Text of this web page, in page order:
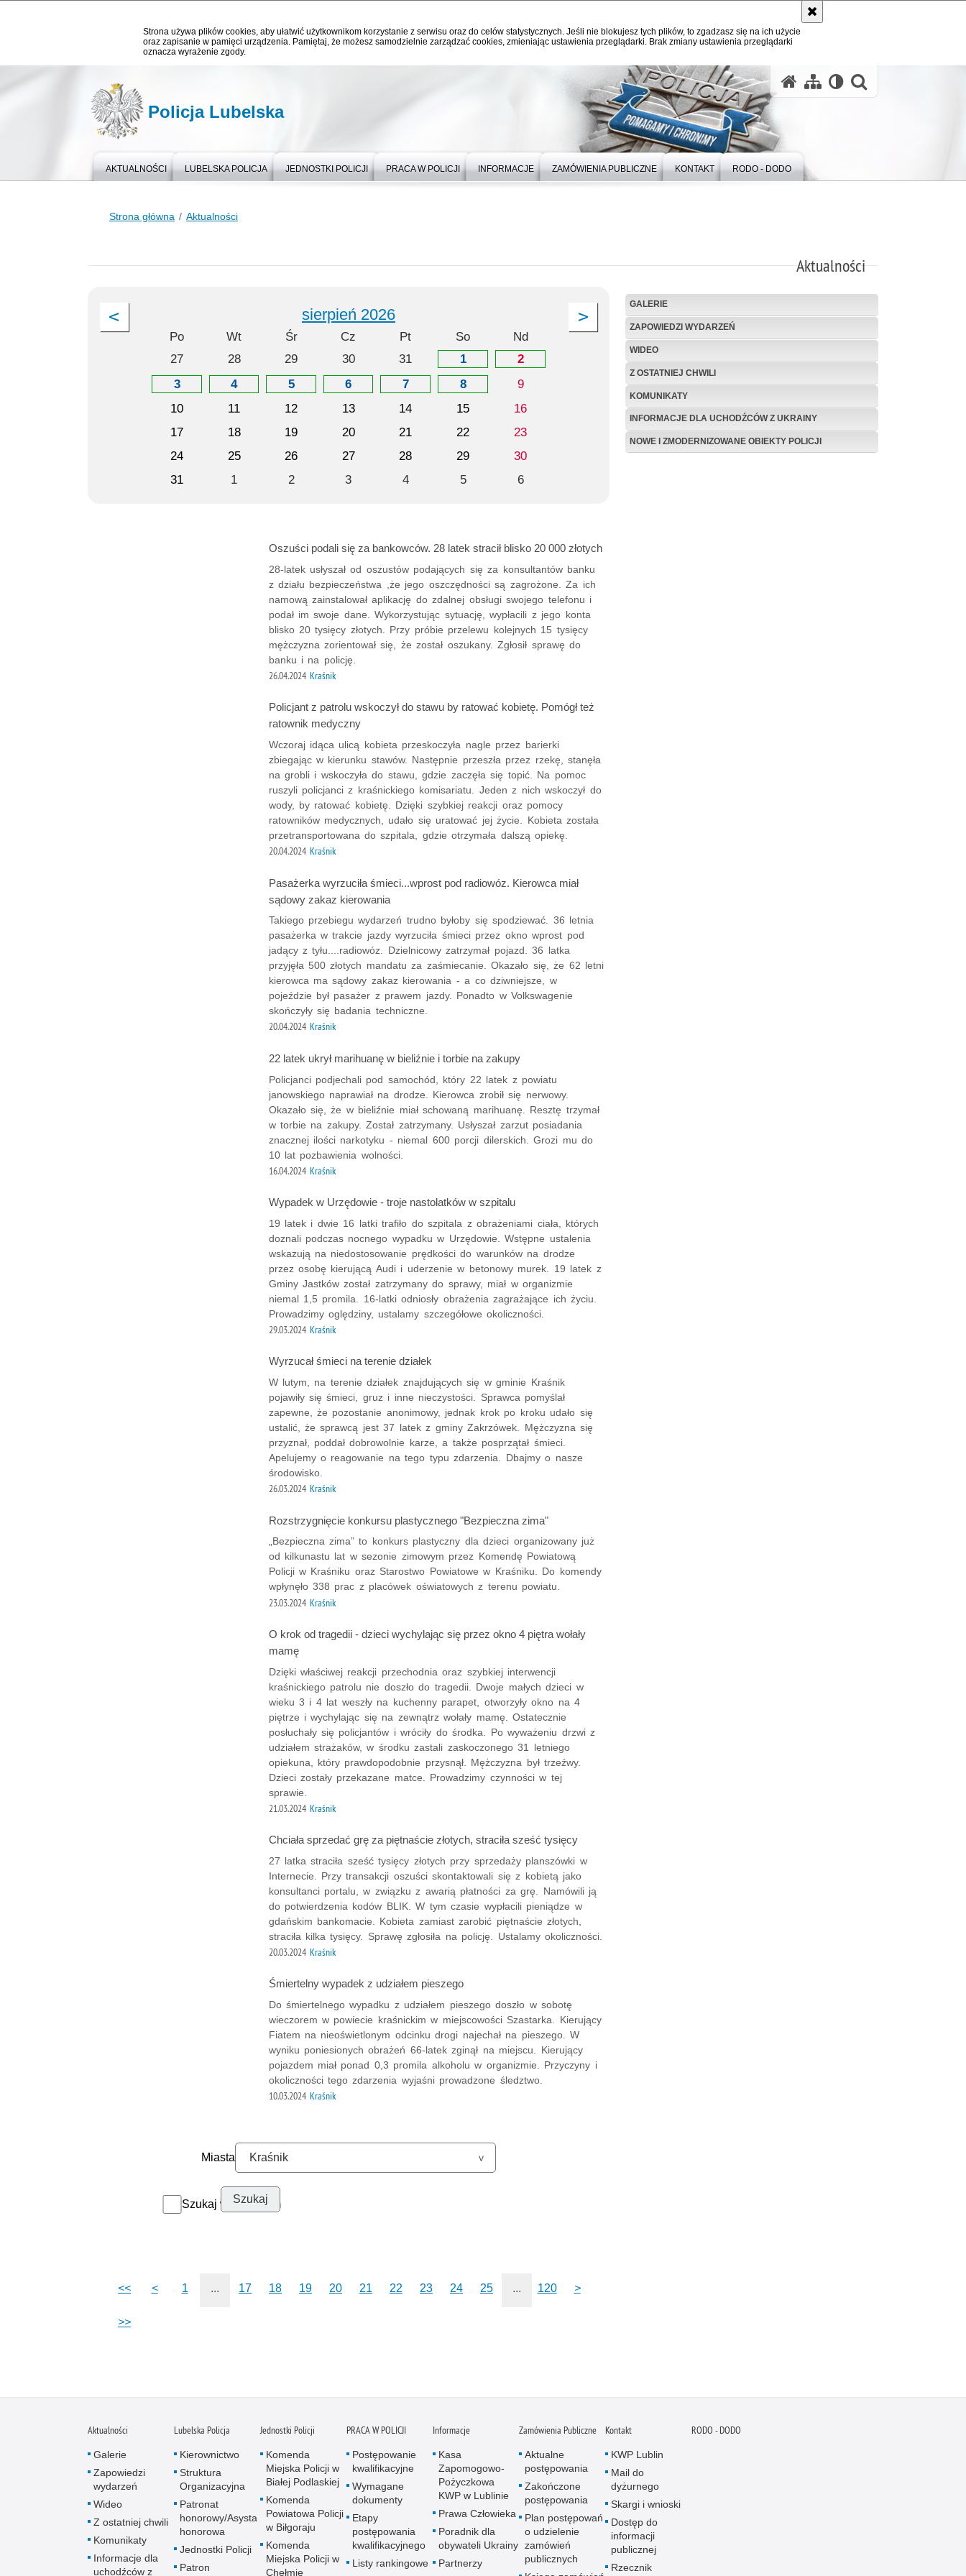
Strona używa plików cookies, aby ułatwić użytkownikom korzystanie z serwisu oraz do celów statystycznych. Jeśli nie blokujesz tych plików, to zgadzasz się na ich użycie
oraz zapisanie w pamięci urządzenia. Pamiętaj, że możesz samodzielnie zarządzać cookies, zmieniając ustawienia przeglądarki. Brak zmiany ustawienia przeglądarki
oznacza wyrażenie zgody.
Policja Lubelska
AKTUALNOŚCI LUBELSKA POLICJA JEDNOSTKI POLICJI PRACA W POLICJI INFORMACJE ZAMÓWIENIA PUBLICZNE KONTAKT RODO - DODO
Strona główna Aktualności
Aktualności
sierpień 2026
Po Wt Śr Cz Pt So
Nd
27
28 29 30 31 1
2
3
4 5 6 7 8
9
10
11 12 13 14 15
16
17
18 19 20 21 22
23
24
25 26 27 28 29
30
31
1 2 3 4 5 6
Oszuści podali się za bankowców. 28 latek stracił blisko 20 000 złotych
28-latek usłyszał od oszustów podających się za konsultantów banku
z działu bezpieczeństwa ,że jego oszczędności są zagrożone. Za ich
namową zainstalował aplikację do zdalnej obsługi swojego telefonu i
podał im swoje dane. Wykorzystując sytuację, wypłacili z jego konta
blisko 20 tysięcy złotych. Przy próbie przelewu kolejnych 15 tysięcy
mężczyzna zorientował się, że został oszukany. Zgłosił sprawę do
banku i na policję.
26.04.2024 Kraśnik
Policjant z patrolu wskoczył do stawu by ratować kobietę. Pomógł też
ratownik medyczny
Wczoraj idąca ulicą kobieta przeskoczyła nagle przez barierki
zbiegając w kierunku stawów. Następnie przeszła przez rzekę, stanęła
na grobli i wskoczyła do stawu, gdzie zaczęła się topić. Na pomoc
ruszyli policjanci z kraśnickiego komisariatu. Jeden z nich wskoczył do
wody, by ratować kobietę. Dzięki szybkiej reakcji oraz pomocy
ratowników medycznych, udało się uratować jej życie. Kobieta została
przetransportowana do szpitala, gdzie otrzymała dalszą opiekę.
20.04.2024 Kraśnik
Pasażerka wyrzuciła śmieci...wprost pod radiowóz. Kierowca miał
sądowy zakaz kierowania
Takiego przebiegu wydarzeń trudno byłoby się spodziewać. 36 letnia
pasażerka w trakcie jazdy wyrzuciła śmieci przez okno wprost pod
jadący z tyłu....radiowóz. Dzielnicowy zatrzymał pojazd. 36 latka
przyjęła 500 złotych mandatu za zaśmiecanie. Okazało się, że 62 letni
kierowca ma sądowy zakaz kierowania - a co dziwniejsze, w
pojeździe był pasażer z prawem jazdy. Ponadto w Volkswagenie
skończyły się badania techniczne.
20.04.2024 Kraśnik
22 latek ukrył marihuanę w bieliźnie i torbie na zakupy
Policjanci podjechali pod samochód, który 22 latek z powiatu
janowskiego naprawiał na drodze. Kierowca zrobił się nerwowy.
Okazało się, że w bieliźnie miał schowaną marihuanę. Resztę trzymał
w torbie na zakupy. Został zatrzymany. Usłyszał zarzut posiadania
znacznej ilości narkotyku - niemal 600 porcji dilerskich. Grozi mu do
10 lat pozbawienia wolności.
16.04.2024 Kraśnik
Wypadek w Urzędowie - troje nastolatków w szpitalu
19 latek i dwie 16 latki trafiło do szpitala z obrażeniami ciała, których
doznali podczas nocnego wypadku w Urzędowie. Wstępne ustalenia
wskazują na niedostosowanie prędkości do warunków na drodze
przez osobę kierującą Audi i uderzenie w betonowy murek. 19 latek z
Gminy Jastków został zatrzymany do sprawy, miał w organizmie
niemal 1,5 promila. 16-latki odniosły obrażenia zagrażające ich życiu.
Prowadzimy oględziny, ustalamy szczegółowe okoliczności.
29.03.2024 Kraśnik
Wyrzucał śmieci na terenie działek
W lutym, na terenie działek znajdujących się w gminie Kraśnik
pojawiły się śmieci, gruz i inne nieczystości. Sprawca pomyślał
zapewne, że pozostanie anonimowy, jednak krok po kroku udało się
ustalić, że sprawcą jest 37 latek z gminy Zakrzówek. Mężczyzna się
przyznał, poddał dobrowolnie karze, a także posprzątał śmieci.
Apelujemy o reagowanie na tego typu zdarzenia. Dbajmy o nasze
środowisko.
26.03.2024 Kraśnik
Rozstrzygnięcie konkursu plastycznego "Bezpieczna zima"
„Bezpieczna zima” to konkurs plastyczny dla dzieci organizowany już
od kilkunastu lat w sezonie zimowym przez Komendę Powiatową
Policji w Kraśniku oraz Starostwo Powiatowe w Kraśniku. Do komendy
wpłynęło 338 prac z placówek oświatowych z terenu powiatu.
23.03.2024 Kraśnik
O krok od tragedii - dzieci wychylając się przez okno 4 piętra wołały
mamę
Dzięki właściwej reakcji przechodnia oraz szybkiej interwencji
kraśnickiego patrolu nie doszło do tragedii. Dwoje małych dzieci w
wieku 3 i 4 lat weszły na kuchenny parapet, otworzyły okno na 4
piętrze i wychylając się na zewnątrz wołały mamę. Ostatecznie
posłuchały się policjantów i wróciły do środka. Po wyważeniu drzwi z
udziałem strażaków, w środku zastali zaskoczonego 31 letniego
opiekuna, który prawdopodobnie przysnął. Mężczyzna był trzeźwy.
Dzieci zostały przekazane matce. Prowadzimy czynności w tej
sprawie.
21.03.2024 Kraśnik
Chciała sprzedać grę za piętnaście złotych, straciła sześć tysięcy
27 latka straciła sześć tysięcy złotych przy sprzedaży planszówki w
Internecie. Przy transakcji oszuści skontaktowali się z kobietą jako
konsultanci portalu, w związku z awarią płatności za grę. Namówili ją
do potwierdzenia kodów BLIK. W tym czasie wypłacili pieniądze w
gdańskim bankomacie. Kobieta zamiast zarobić piętnaście złotych,
straciła kilka tysięcy. Sprawę zgłosiła na policję. Ustalamy okoliczności.
20.03.2024 Kraśnik
Śmiertelny wypadek z udziałem pieszego
Do śmiertelnego wypadku z udziałem pieszego doszło w sobotę
wieczorem w powiecie kraśnickim w miejscowości Szastarka. Kierujący
Fiatem na nieoświetlonym odcinku drogi najechał na pieszego. W
wyniku poniesionych obrażeń 66-latek zginął na miejscu. Kierujący
pojazdem miał ponad 0,3 promila alkoholu w organizmie. Przyczyny i
okoliczności tego zdarzenia wyjaśni prowadzone śledztwo.
10.03.2024 Kraśnik
Miasta
Szukaj w archiwum
<< < 1 ... 17 18 19 20 21 22 23 24 25 ... 120 >
>>
GALERIE
ZAPOWIEDZI WYDARZEŃ
WIDEO
Z OSTATNIEJ CHWILI
KOMUNIKATY
INFORMACJE DLA UCHODŹCÓW Z UKRAINY
NOWE I ZMODERNIZOWANE OBIEKTY POLICJI
Aktualności
Galerie
Zapowiedzi
wydarzeń
Wideo
Z ostatniej chwili
Komunikaty
Informacje dla
uchodźców z
Lubelska Policja
Kierownictwo
Struktura
Organizacyjna
Patronat
honorowy/Asysta
honorowa
Jednostki Policji
Patron
Jednostki Policji
Komenda
Miejska Policji w
Białej Podlaskiej
Komenda
Powiatowa Policji
w Biłgoraju
Komenda
Miejska Policji w
Chełmie
PRACA W POLICJI
Postępowanie
kwalifikacyjne
Wymagane
dokumenty
Etapy
postępowania
kwalifikacyjnego
Listy rankingowe
Informacje
Kasa
Zapomogowo-
Pożyczkowa
KWP w Lublinie
Prawa Człowieka
Poradnik dla
obywateli Ukrainy
Partnerzy
Zamówienia Publiczne
Aktualne
postępowania
Zakończone
postępowania
Plan postępowań
o udzielenie
zamówień
publicznych
Kontakt
KWP Lublin
Mail do
dyżurnego
Skargi i wnioski
Dostęp do
informacji
publicznej
Rzecznik
RODO - DODO